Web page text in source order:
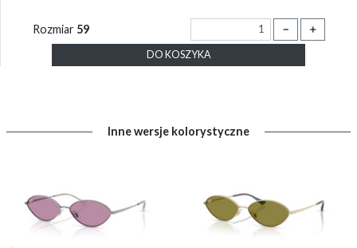
Rozmiar 59 － ＋
DO KOSZYKA
Inne wersje kolorystyczne